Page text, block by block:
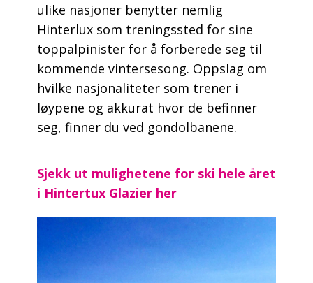
ulike nasjoner benytter nemlig
Hinterlux som treningssted for sine
toppalpinister for å forberede seg til
kommende vintersesong. Oppslag om
hvilke nasjonaliteter som trener i
løypene og akkurat hvor de befinner
seg, finner du ved gondolbanene.
Sjekk ut mulighetene for ski hele året
i Hintertux Glazier her